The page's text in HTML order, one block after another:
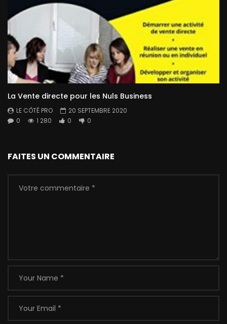
La Vente directe pour les Nuls Business
LE CÔTÉ PRO
20 SEPTEMBRE 2020
0
1 280 0 0
FAITES UN COMMENTAIRE